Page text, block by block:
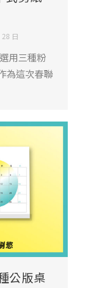
日
用三種粉
為這次春聯
公版桌